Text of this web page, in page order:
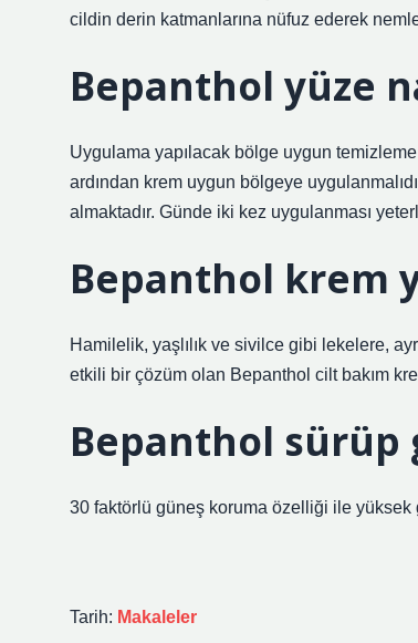
cildin derin katmanlarına nüfuz ederek
Bepanthol yüze
Uygulama yapılacak bölge uygun
ardından krem ​​uygun bölgeye
almaktadır. Günde iki kez uygulanması
Bepanthol krem
Hamilelik, yaşlılık ve sivilce gibi lekelere,
etkili bir çözüm olan Bepanthol cilt bakım
Bepanthol sürüp
30 faktörlü güneş koruma özelliği ile yüksek
Tarih: Makaleler